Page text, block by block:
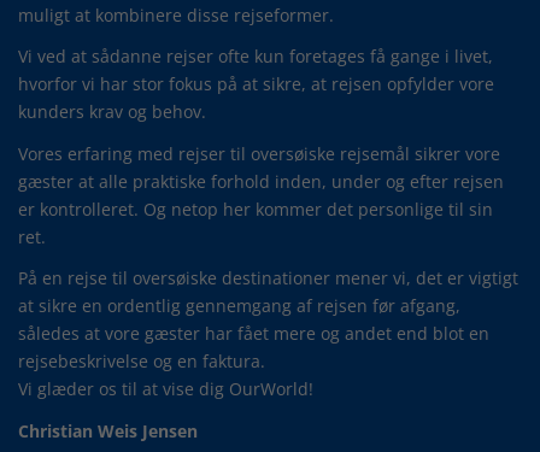
muligt at kombinere disse rejseformer.
Vi ved at sådanne rejser ofte kun foretages få gange i livet,
hvorfor vi har stor fokus på at sikre, at rejsen opfylder vore
kunders krav og behov.
Vores erfaring med rejser til oversøiske rejsemål sikrer vore
gæster at alle praktiske forhold inden, under og efter rejsen
er kontrolleret. Og netop her kommer det personlige til sin
ret.
På en rejse til oversøiske destinationer mener vi, det er vigtigt
at sikre en ordentlig gennemgang af rejsen før afgang,
således at vore gæster har fået mere og andet end blot en
rejsebeskrivelse og en faktura.
Vi glæder os til at vise dig OurWorld!
Christian Weis Jensen